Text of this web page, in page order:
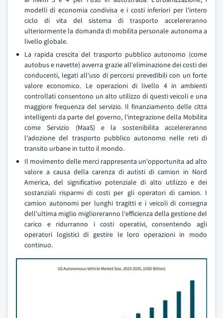
modelli di economia condivisa e i costi inferiori per l'intero
ciclo di vita del sistema di trasporto accelereranno
ulteriormente la domanda di mobilita personale autonoma a
livello globale.
La rapida crescita del trasporto pubblico autonomo (come
autobus e navette) avverra grazie all'eliminazione dei costi dei
conducenti, legati all'uso di percorsi prevedibili con un forte
valore economico. Le operazioni di livello 4 in ambienti
controllati consentono un alto utilizzo di questi veicoli e una
maggiore frequenza del servizio. Il finanziamento delle citta
intelligenti da parte del governo, l'integrazione della Mobilita
come Servizio (MaaS) e la sostenibilita accelereranno
l'adozione del trasporto pubblico autonomo nelle reti di
transito urbane in tutto il mondo.
Il movimento delle merci rappresenta un'opportunita ad alto
valore a causa della carenza di autisti di camion in Nord
America, del significativo potenziale di alto utilizzo e dei
sostanziali risparmi di costi per gli operatori di camion. I
camion autonomi per lunghi tragitti e i veicoli di consegna
dell'ultima miglio miglioreranno l'efficienza della gestione del
carico e ridurranno i costi operativi, consentendo agli
operatori logistici di gestire le loro operazioni in modo
continuo.